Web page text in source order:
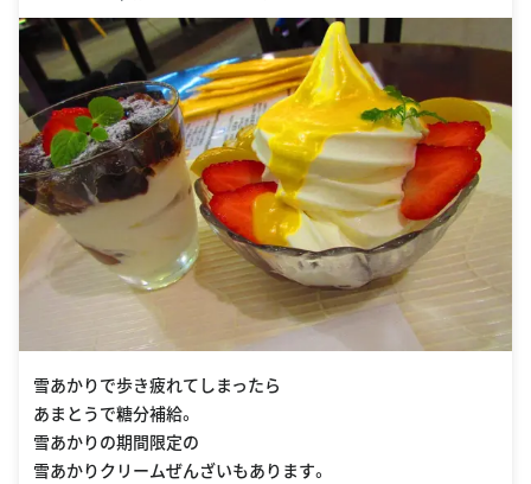
雪あかりで歩き疲れてしまったら
あまとうで糖分補給。
雪あかりの期間限定の
雪あかりクリームぜんざいもあります。